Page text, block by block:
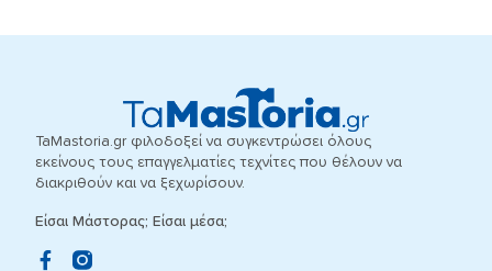
TaMastoria.gr φιλοδοξεί να συγκεντρώσει όλους
εκείνους τους επαγγελματίες τεχνίτες που θέλουν να
διακριθούν και να ξεχωρίσουν.
Είσαι Μάστορας; Είσαι μέσα;